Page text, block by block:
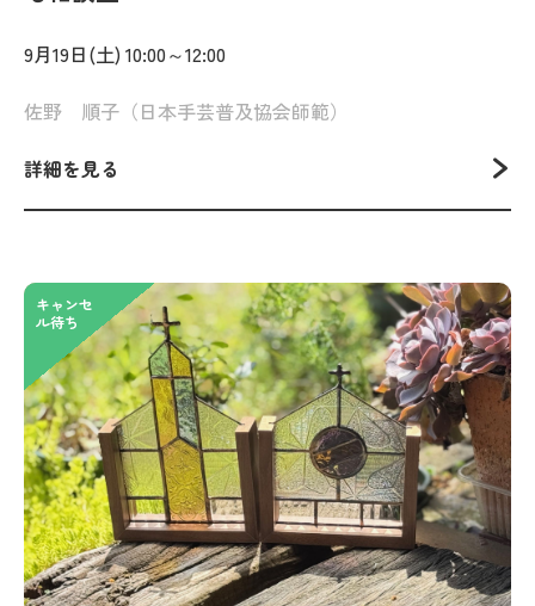
9月19日(土) 10:00～12:00
佐野 順子（日本手芸普及協会師範）
詳細を見る
キャンセ
ル待ち